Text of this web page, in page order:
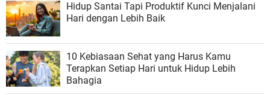
Hidup Santai Tapi Produktif Kunci Menjalani
Hari dengan Lebih Baik
10 Kebiasaan Sehat yang Harus Kamu
Terapkan Setiap Hari untuk Hidup Lebih
Bahagia